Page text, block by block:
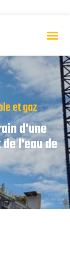
et gaz
d'une
l'eau de